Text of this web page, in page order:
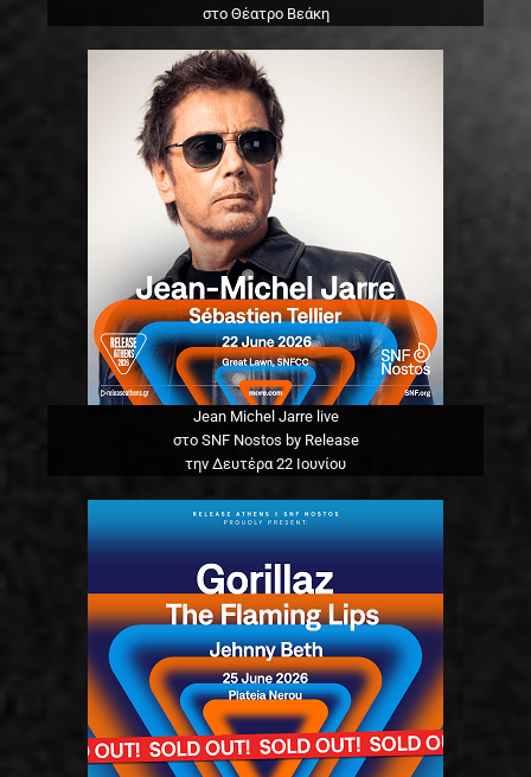
στο Θέατρο Βεάκη
Jean Michel Jarre live
στο SNF Nostos by Release
την Δευτέρα 22 Ιουνίου